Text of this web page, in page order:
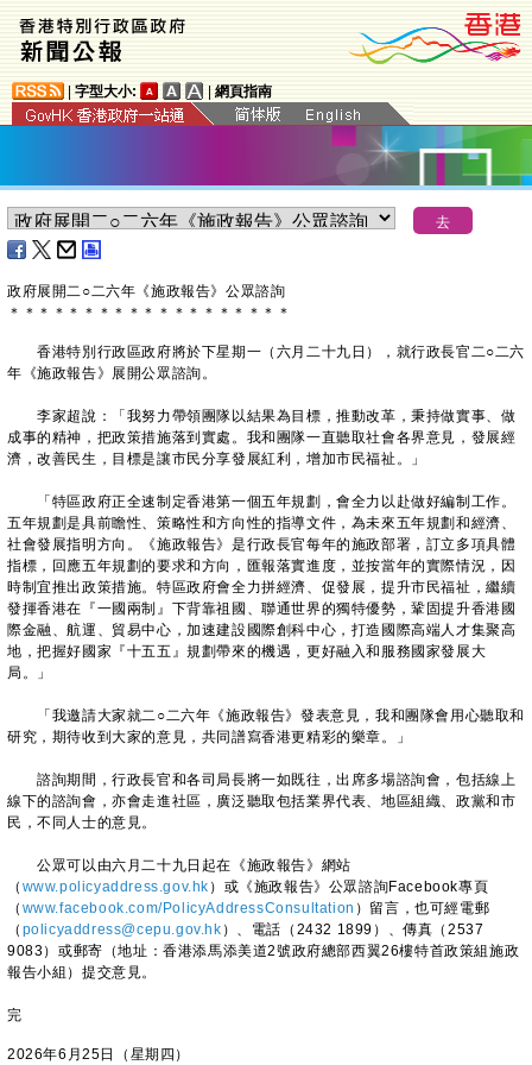
字型大小: 網頁指南
政府展開二○二六年《施政報告》公眾諮詢
＊ ＊ ＊ ＊ ＊ ＊ ＊ ＊ ＊ ＊ ＊ ＊ ＊ ＊ ＊ ＊ ＊ ＊ ＊
香港特別行政區政府將於下星期一（六月二十九日），就行政長官二○二六
年《施政報告》展開公眾諮詢。
李家超說：「我努力帶領團隊以結果為目標，推動改革，秉持做實事、做
成事的精神，把政策措施落到實處。我和團隊一直聽取社會各界意見，發展經
濟，改善民生，目標是讓市民分享發展紅利，增加市民福祉。」
「特區政府正全速制定香港第一個五年規劃，會全力以赴做好編制工作。
五年規劃是具前瞻性、策略性和方向性的指導文件，為未來五年規劃和經濟、
社會發展指明方向。《施政報告》是行政長官每年的施政部署，訂立多項具體
指標，回應五年規劃的要求和方向，匯報落實進度，並按當年的實際情況，因
時制宜推出政策措施。特區政府會全力拼經濟、促發展，提升市民福祉，繼續
發揮香港在『一國兩制』下背靠祖國、聯通世界的獨特優勢，鞏固提升香港國
際金融、航運、貿易中心，加速建設國際創科中心，打造國際高端人才集聚高
地，把握好國家『十五五』規劃帶來的機遇，更好融入和服務國家發展大
局。」
「我邀請大家就二○二六年《施政報告》發表意見，我和團隊會用心聽取和
研究，期待收到大家的意見，共同譜寫香港更精彩的樂章。」
諮詢期間，行政長官和各司局長將一如既往，出席多場諮詢會，包括線上
線下的諮詢會，亦會走進社區，廣泛聽取包括業界代表、地區組織、政黨和市
民，不同人士的意見。
公眾可以由六月二十九日起在《施政報告》網站
（ www.policyaddress.gov.hk ）或《施政報告》公眾諮詢Facebook專頁
（ www.facebook.com/PolicyAddressConsultation ）留言，也可經電郵
（ policyaddress@cepu.gov.hk ）、電話（2432 1899）、傳真（2537
9083）或郵寄（地址：香港添馬添美道2號政府總部西翼26樓特首政策組施政
報告小組）提交意見。
完
2026年6月25日（星期四）